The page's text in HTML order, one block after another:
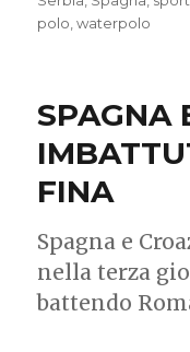
polo ,waterpolo
SPAGNA
FINA
Spagna e
nella terza
battendo